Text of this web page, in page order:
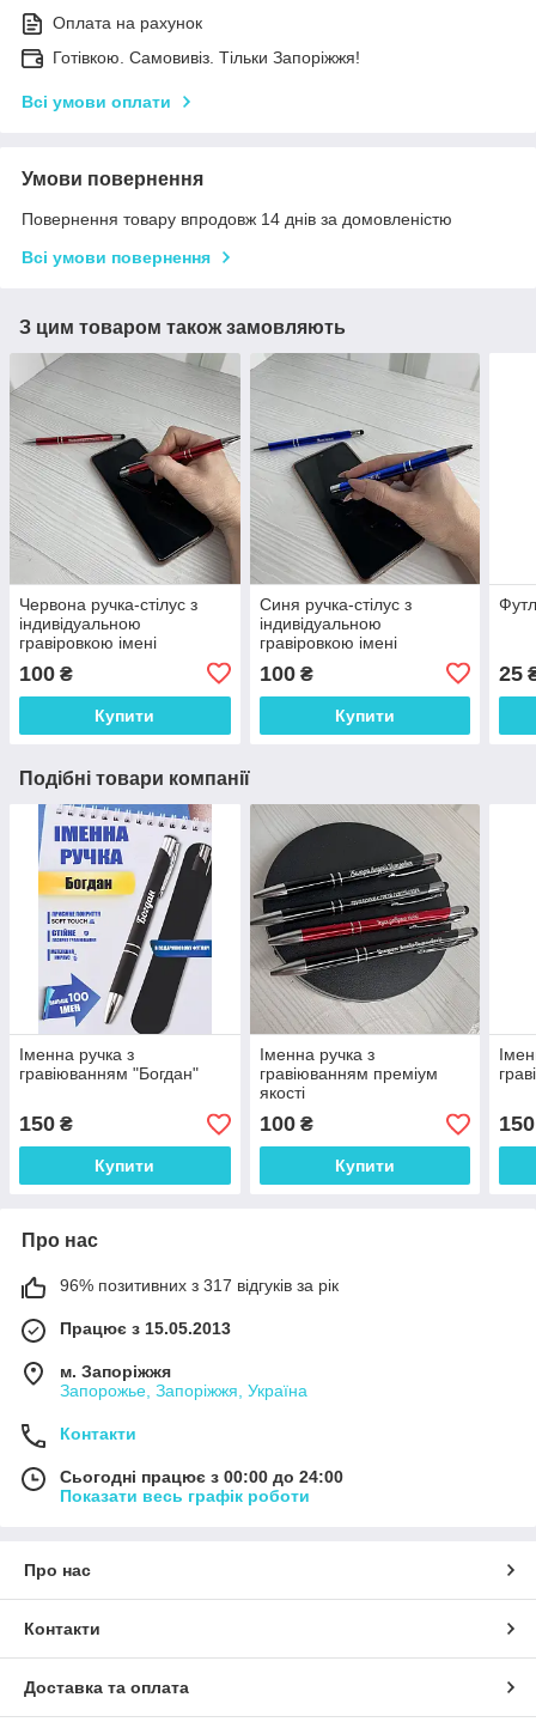
Оплата на рахунок
Готівкою. Самовивіз. Тільки Запоріжжя!
Всі умови оплати
Умови повернення
Повернення товару впродовж 14 днів за домовленістю
Всі умови повернення
З цим товаром також замовляють
Червона ручка-стілус з
індивідуальною
гравіровкою імені
100 ₴
Купити
Синя ручка-стілус з
індивідуальною
гравіровкою імені
100₴
Купити
25
Подібні товари компанії
Іменна ручка з
гравіюванням "Богдан"
150 ₴
Купити
Іменна ручка з
гравіюванням преміум
якості
100₴
Купити
150
Про нас
96% позитивних з 317 відгуків за рік
Працює з 15.05.2013
м. Запоріжжя
Запорожье, Запоріжжя, Україна
Контакти
Сьогодні працює з 00:00 до 24:00
Показати весь графік роботи
Про нас
Контакти
Доставка та оплата